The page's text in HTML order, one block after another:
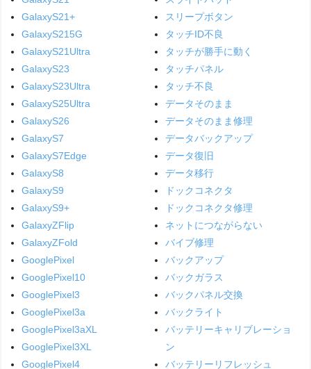
GalaxyS21+
GalaxyS215G
GalaxyS21Ultra
GalaxyS23
GalaxyS23Ultra
GalaxyS25Ultra
GalaxyS26
GalaxyS7
GalaxyS7Edge
GalaxyS8
GalaxyS9
GalaxyS9+
GalaxyZFlip
GalaxyZFold
GooglePixel
GooglePixel10
GooglePixel3
GooglePixel3a
GooglePixel3aXL
GooglePixel3XL
GooglePixel4
スリープボタン
タッチID不良
タッチが勝手に動く
タッチパネル
タッチ不良
データそのまま
データそのまま修理
データバックアップ
データ復旧
データ移行
ドックコネクタ
ドックコネクタ修理
ネットにつながらない
バイブ修理
バックアップ
バックガラス
バックパネル交換
バックライト
バッテリーキャリブレーショ
ン
バッテリーリフレッシュ